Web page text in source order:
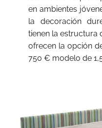
en ambientes
la decoración
tienen la estructura
ofrecen la opción
750 € modelo de